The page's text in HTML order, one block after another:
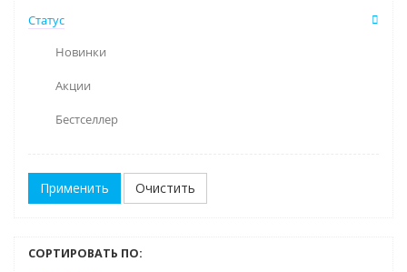
Статус
Новинки
Акции
Бестселлер
Очистить
СОРТИРОВАТЬ ПО: